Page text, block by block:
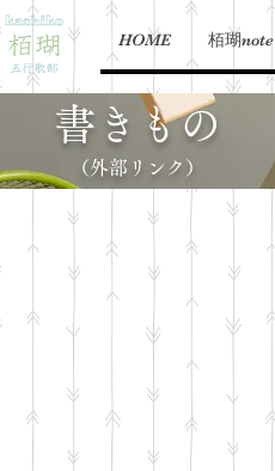
HOME 栢瑚note
書きもの
（外部リンク）